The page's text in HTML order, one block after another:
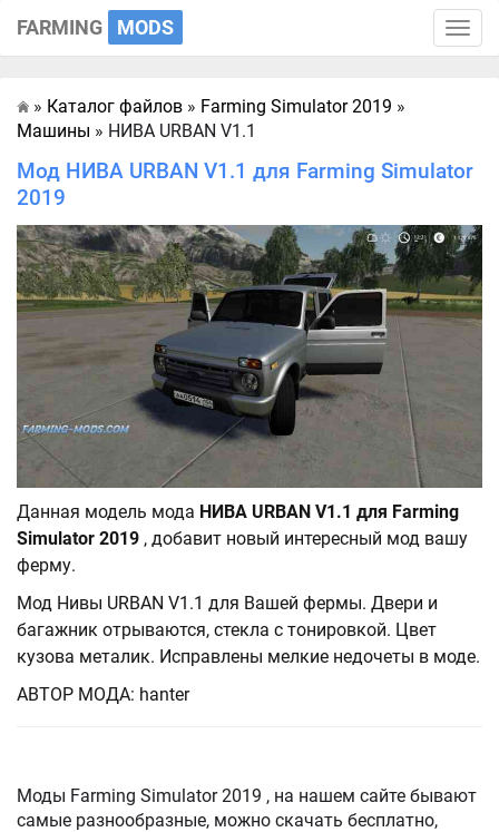
Toggle
FARMING MODS
Главная
» Каталог файлов » Farming Simulator 2019 »
Машины » НИВА URBAN V1.1
Мод НИВА URBAN V1.1 для Farming Simulator
2019
Данная модель мода НИВА URBAN V1.1 для Farming
Simulator 2019 , добавит новый интересный мод вашу
ферму.
Мод Нивы URBAN V1.1 для Вашей фермы. Двери и
багажник отрываются, стекла с тонировкой. Цвет
кузова металик. Исправлены мелкие недочеты в моде.
АВТОР МОДА: hanter
Моды Farming Simulator 2019 , на нашем сайте бывают
самые разнообразные, можно скачать бесплатно,